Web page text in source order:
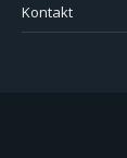
Kontakt